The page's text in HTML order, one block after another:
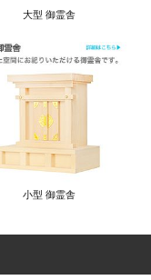
大型 御霊舎
小型 御霊舎